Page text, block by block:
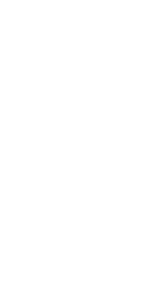
support to their